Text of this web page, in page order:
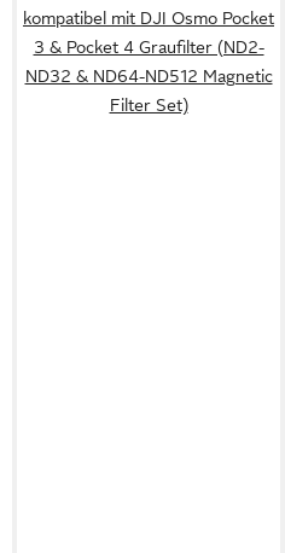
kompatibel mit DJI Osmo Pocket
3 & Pocket 4 Graufilter (ND2-
ND32 & ND64-ND512 Magnetic
Filter Set)